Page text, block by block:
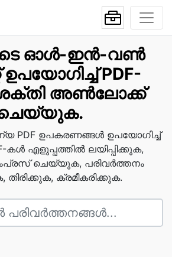
ഓൾ-ഇൻ-വൺ
ഉപയോഗിച്ച് PDF-
അൺലോക്ക്
PDF ഉപകരണങ്ങൾ ഉപയോഗിച്ച്
കൾ എളുപ്പത്തിൽ ലയിപ്പിക്കുക,
ചെയ്യുക, പരിവർത്തനം
ക്രമീകരിക്കുക.